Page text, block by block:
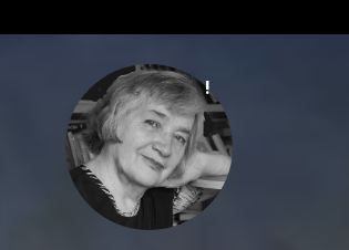
!